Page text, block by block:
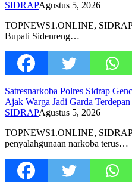
SIDRAPAgustus 5, 2026
TOPNEWS1.ONLINE, SIDRAP
Bupati Sidenreng…
Satresnarkoba Polres Sidrap
Ajak Warga Jadi Garda
SIDRAPAgustus 5, 2026
TOPNEWS1.ONLINE, SIDRAP
penyalahgunaan narkoba terus…